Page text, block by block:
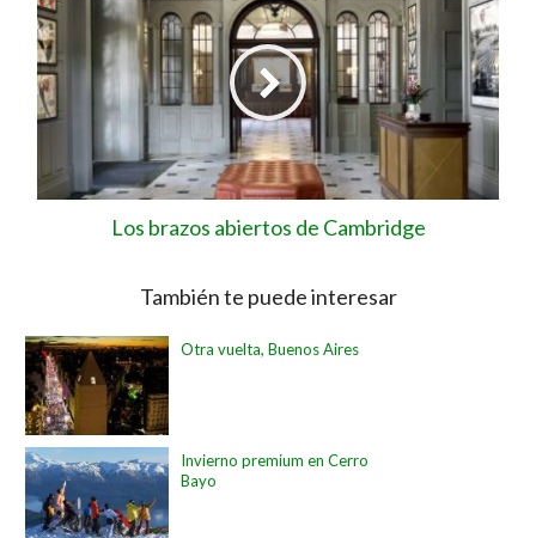
Los brazos abiertos de Cambridge
También te puede interesar
Otra vuelta, Buenos Aires
Invierno premium en Cerro
Bayo